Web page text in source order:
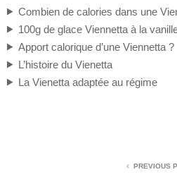
Combien de calories dans une
100g de glace Viennetta à la
Apport calorique d’une Viennetta ?
L’histoire du Vienetta
La Vienetta adaptée au régime
PREVIOUS